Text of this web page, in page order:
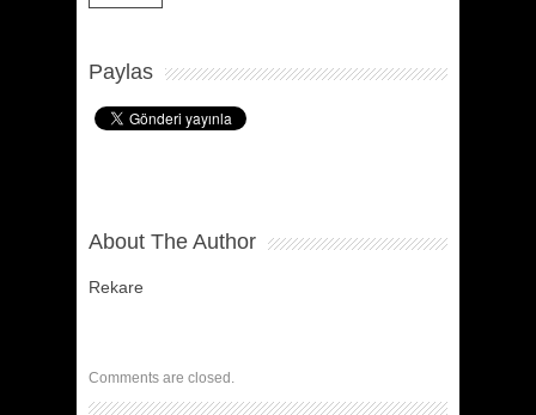
Paylas
About The Author
Rekare
Comments are closed.